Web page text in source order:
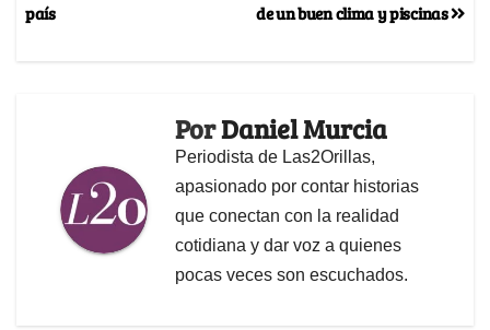
de un buen clima y piscinas
país
PorDaniel Murcia
Periodista de Las2Orillas,
apasionado por contar historias
que conectan con la realidad
cotidiana y dar voz a quienes
pocas veces son escuchados.